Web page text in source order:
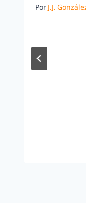
Por J.J.